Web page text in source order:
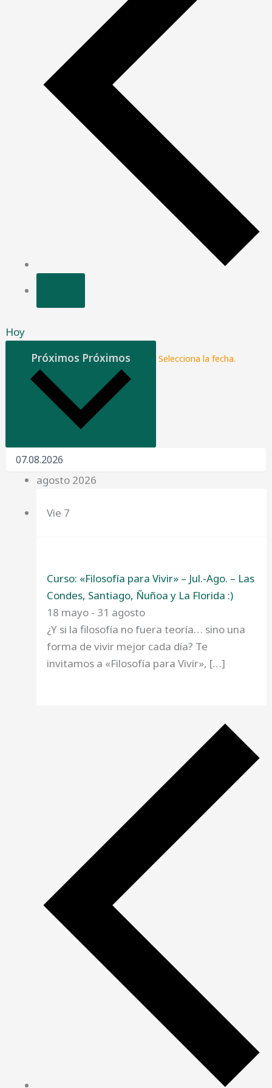
Hoy
Próximos Próximos Selecciona la fecha.
agosto 2026
Vie 7
Curso: «Filosofía para Vivir» – Jul.-Ago. – Las
Condes, Santiago, Ñuñoa y La Florida :)
18 mayo - 31 agosto
¿Y si la filosofía no fuera teoría… sino una
forma de vivir mejor cada día? Te
invitamos a «Filosofía para Vivir», […]